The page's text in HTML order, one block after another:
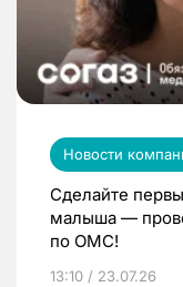
Новости
Сделайте
малыша —
по ОМС!
13:10 / 23.07.26